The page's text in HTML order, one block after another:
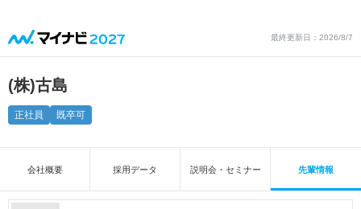
最終更新日：2026/8/7
(株)古島
正社員 既卒可
会社概要 採用データ 説明会・セミナー 先輩情報